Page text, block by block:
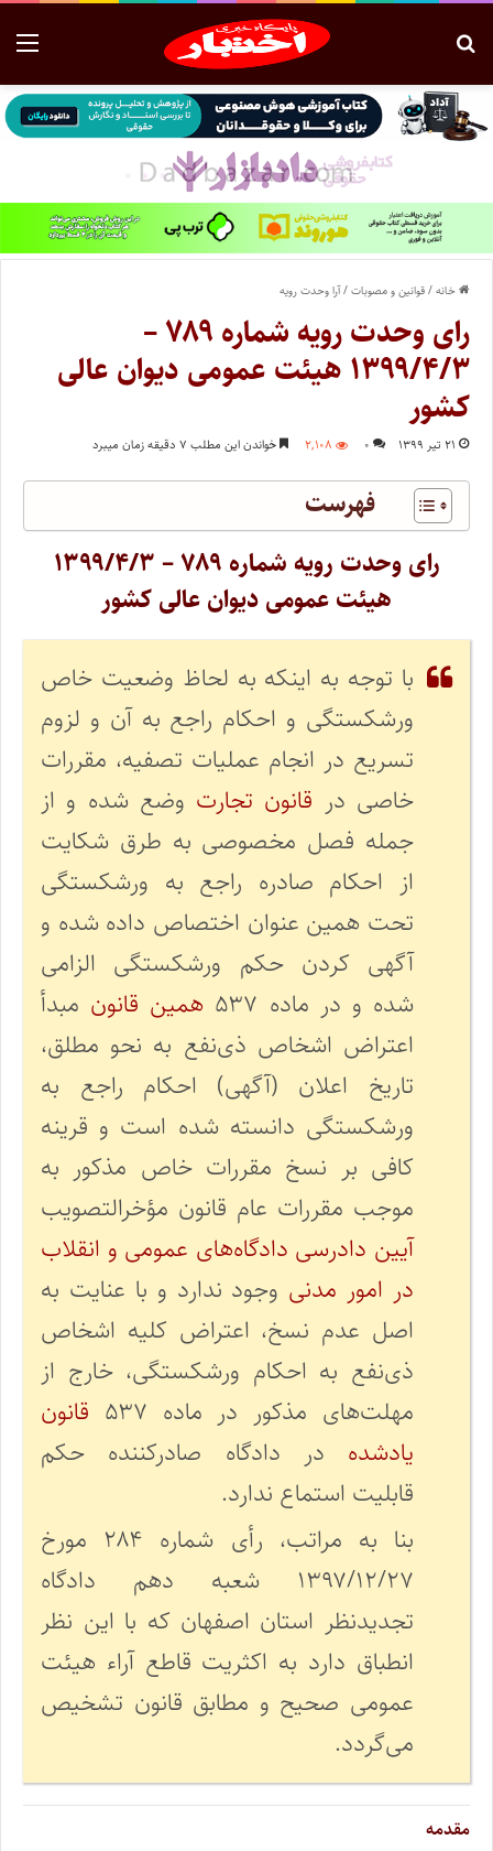
خانه/قوانین و مصوبات/آرا وحدت رویه
رای وحدت‌ رویه شماره ۷۸۹ –
۱۳۹۹/۴/۳ هیئت‌ عمومی دیوان ‌عالی
‌کشور
۲۱ تیر ۱۳۹۹ ۰ ۲,۱۰۸ خواندن این مطلب ۷ دقیقه زمان میبرد
فهرست
رای وحدت‌ رویه شماره ۷۸۹ – ۱۳۹۹/۴/۳
هیئت‌ عمومی دیوان ‌عالی ‌کشور
با توجه به اینکه به لحاظ وضعیت خاص
ورشکستگی و احکام راجع به آن و لزوم
تسریع در انجام عملیات تصفیه، مقررات
خاصی در قانون تجارت وضع شده و از
جمله فصل مخصوصی به طرق شکایت
از احکام صادره راجع به ورشکستگی
تحت همین عنوان اختصاص داده شده و
آگهی کردن حکم ورشکستگی الزامی
شده و در ماده ۵۳۷
همین قانون مبدأ
اعتراض اشخاص ذی‌نفع به نحو مطلق،
تاریخ اعلان (آگهی) احکام راجع به
ورشکستگی دانسته شده است و قرینه
کافی بر نسخ مقررات خاص مذکور به
موجب مقررات عام قانون مؤخر‌التصویب
آیین دادرسی دادگاه‌های عمومی و انقلاب
در امور مدنی وجود ندارد و با عنایت به
اصل عدم نسخ، اعتراض کلیه اشخاص
ذی‌نفع به احکام ورشکستگی، خارج از
مهلت‌های مذکور در ماده ۵۳۷
قانون
یادشده در دادگاه صادرکننده حکم
قابلیت استماع ندارد.
بنا به مراتب، رأی شماره ۲۸۴ مورخ
۱۳۹۷/۱۲/۲۷ شعبه دهم دادگاه
تجدیدنظر استان اصفهان که با این نظر
انطباق دارد به اکثریت قاطع آراء هیئت
عمومی صحیح و مطابق قانون تشخیص
می‌گردد.
مقدمه